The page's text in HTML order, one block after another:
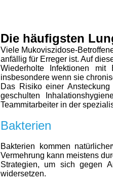
Die häufigsten
Viele Mukoviszidose-
anfällig für Erreger ist. Auf
Wiederholte Infektionen mit
insbesondere wenn sie
Das Risiko einer
geschulten
Teammitarbeiter in der
Bakterien
Bakterien kommen
Vermehrung kann meistens
Strategien, um sich gegen
widersetzen.